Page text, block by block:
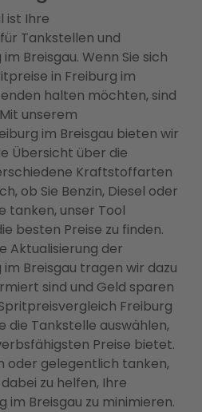
ist Ihre
Tankstellen und
Breisgau. Wenn Sie sich
in Freiburg im
halten möchten, sind
unserem
im Breisgau bieten wir
Übersicht über die
Kraftstoffarten
ob Sie Benzin, Diesel oder
tanken, unser Tool
besten Preise zu finden.
Aktualisierung der
Breisgau tragen wir dazu
sind und Geld sparen
Freiburg
die Tankstelle auswählen,
Preise bietet.
oder gelegentlich tanken,
zu helfen, Ihre
im Breisgau zu minimieren.